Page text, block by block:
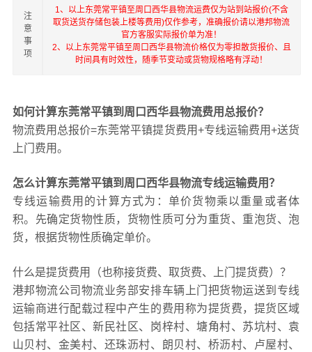
注
意
事
项
1、以上东莞常平镇至周口西华县物流运费仅为站到站报价(不含
取货送货存储包装上楼等费用)仅作参考，准确报价请以港邦物流
官方客服实际报价单为准！
2、以上东莞常平镇至周口西华县物流价格仅为零担散货报价、且
时间具有时效性，随季节变动或货物规格略有浮动！
如何计算东莞常平镇到周口西华县物流费用总报价？
物流费用总报价=东莞常平镇提货费用+专线运输费用+送货
上门费用。
怎么计算东莞常平镇到周口西华县物流专线运输费用？
专线运输费用的计算方式为：单价货物乘以重量或者体
积。先确定货物性质，货物性质可分为重货、重泡货、泡
货，根据货物性质确定单价。
什么是提货费用（也称接货费、取货费、上门提货费）？
港邦物流公司物流业务部安排车辆上门把货物运送到专线
运输商进行配载过程中产生的费用称为提货费，提货区域
包括常平社区、新民社区、岗梓村、塘角村、苏坑村、袁
山贝村、金美村、还珠沥村、朗贝村、桥沥村、卢屋村、